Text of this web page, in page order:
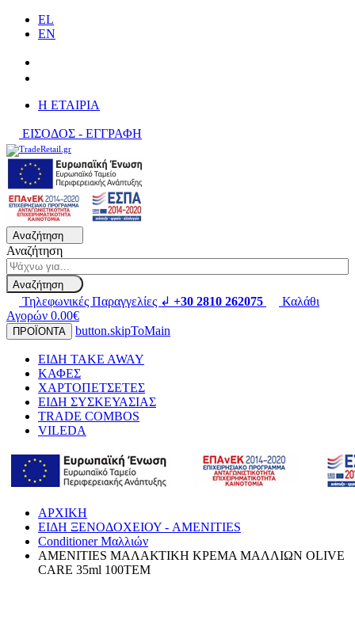
EL
EN
H ΕΤΑΙΡΙΑ
ΕΙΣΟΔΟΣ - ΕΓΓΡΑΦΗ
Αναζήτηση
Αναζήτηση
Αναζήτηση
Τηλεφωνικές Παραγγελίες ↲ +30 2810 262075
Καλάθι
Αγορών 0.00€
ΠΡΟΪΟΝΤΑ button.skipToMain
ΕΙΔΗ TAKE AWAY
ΚΑΦΕΣ
ΧΑΡΤΟΠΕΤΣΕΤΕΣ
ΕΙΔΗ ΣΥΣΚΕΥΑΣΙΑΣ
TRADE COMBOS
VILEDA
ΑΡΧΙΚΗ
ΕΙΔΗ ΞΕΝΟΔΟΧΕΙΟΥ - AMENITIES
Conditioner Μαλλιών
AMENITIES ΜΑΛΑΚΤΙΚΗ ΚΡΕΜΑ ΜΑΛΛΙΩΝ OLIVE
CARE 35ml 100ΤΕΜ